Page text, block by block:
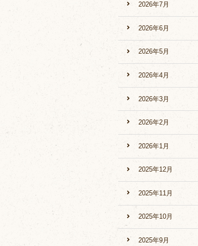
2026年7月
2026年6月
2026年5月
2026年4月
2026年3月
2026年2月
2026年1月
2025年12月
2025年11月
2025年10月
2025年9月